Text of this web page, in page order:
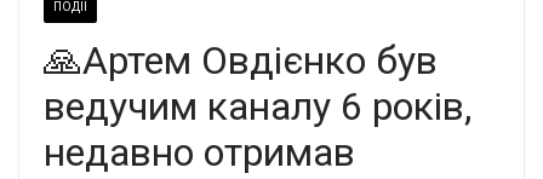
ПОДІЇ
🙏Артем Овдієнко був
ведучим каналу 6 років,
недавно отримав